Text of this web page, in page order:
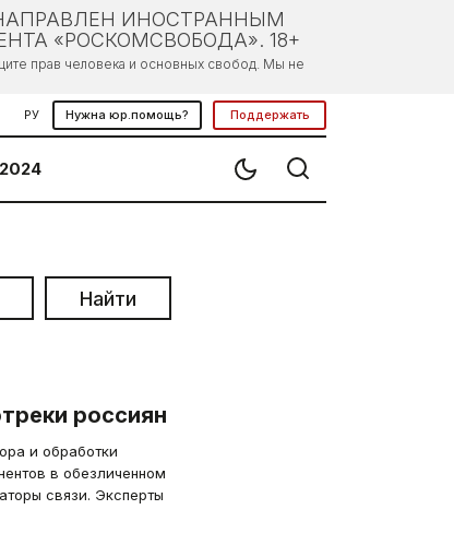
ИНОСТРАННЫМ
«РОСКОМСВОБОДА». 18+
прав человека и основных свобод. Мы не
РУ Нужна юр.помощь? Поддержать
Найти
россиян
и обработки
в обезличенном
связи. Эксперты